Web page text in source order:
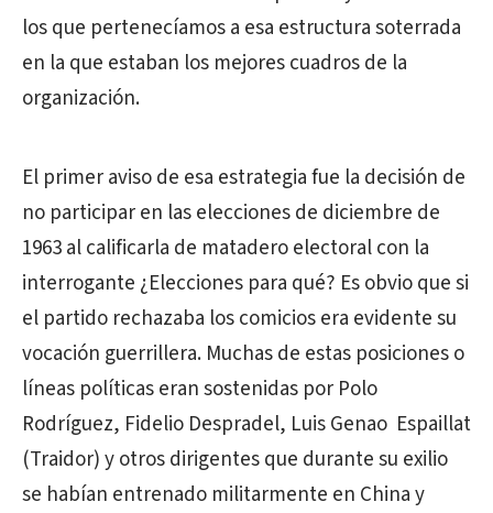
los que pertenecíamos a esa estructura soterrada
en la que estaban los mejores cuadros de la
organización.
El primer aviso de esa estrategia fue la decisión de
no participar en las elecciones de diciembre de
1963 al calificarla de matadero electoral con la
interrogante ¿Elecciones para qué? Es obvio que si
el partido rechazaba los comicios era evidente su
vocación guerrillera. Muchas de estas posiciones o
líneas políticas eran sostenidas por Polo
Rodríguez, Fidelio Despradel, Luis Genao Espaillat
(Traidor) y otros dirigentes que durante su exilio
se habían entrenado militarmente en China y